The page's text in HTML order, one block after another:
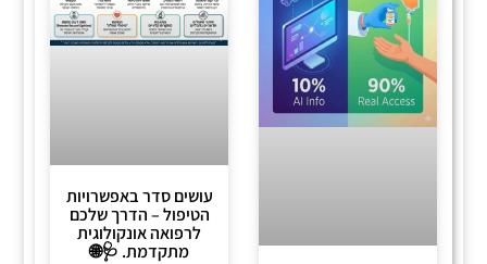
עושים סדר באפשרויות
הטיפול – הדרך שלכם
לרפואה אונקולוגית
מתקדמת. 🩺🌐